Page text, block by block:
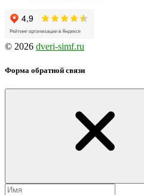
© 2026 dveri-simf.ru
Форма обратной связи